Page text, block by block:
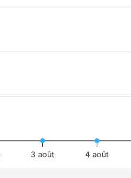
3 août 4 août